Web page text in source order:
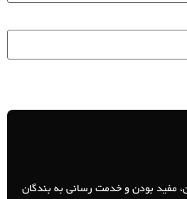
مفید بودن و خدمت رسانی به بندگان